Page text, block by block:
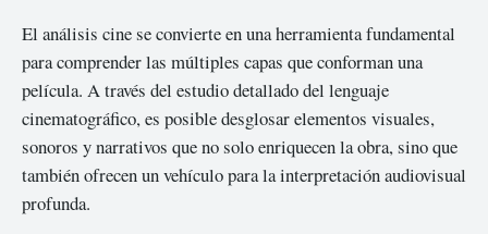
El análisis cine se convierte en una herramienta fundamental
para comprender las múltiples capas que conforman una
película. A través del estudio detallado del lenguaje
cinematográfico, es posible desglosar elementos visuales,
sonoros y narrativos que no solo enriquecen la obra, sino que
también ofrecen un vehículo para la interpretación audiovisual
profunda.